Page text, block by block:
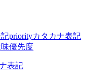
priorityカタカナ表記
優先度
表記